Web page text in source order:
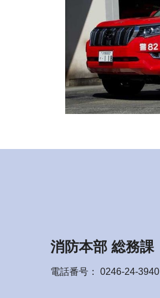
消防本部 総務課
電話番号： 0246-24-3940